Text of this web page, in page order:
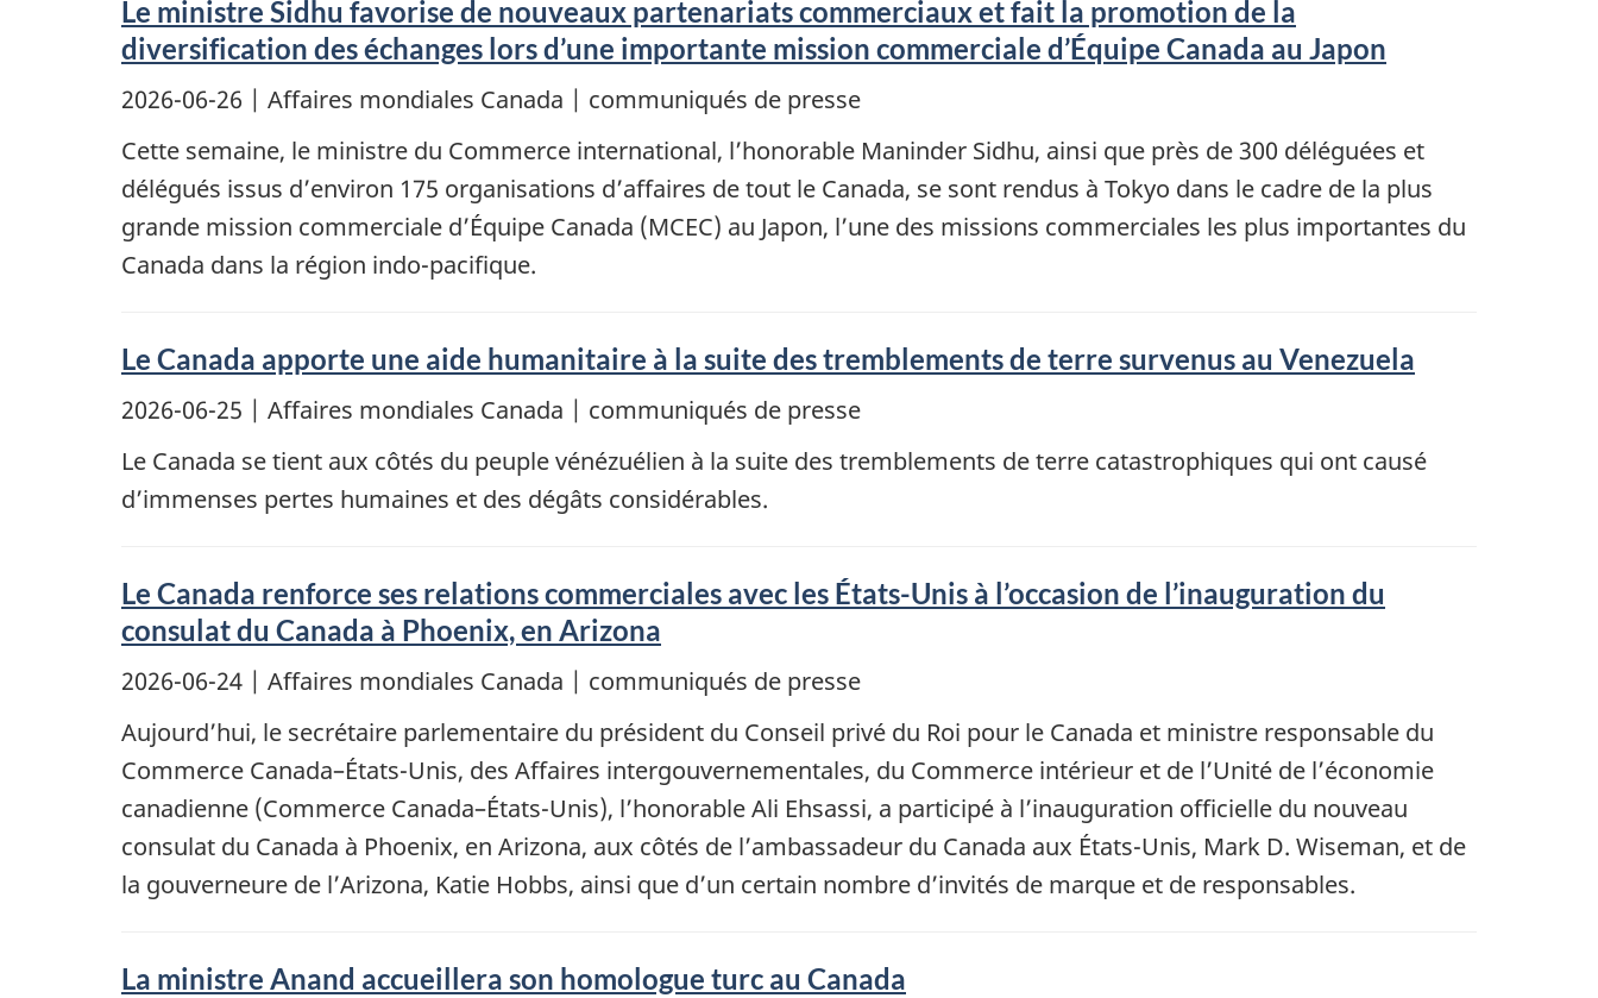
Le ministre Sidhu favorise de nouveaux partenariats commerciaux et fait la promotion de la
diversification des échanges lors d’une importante mission commerciale d’Équipe Canada au Japon
2026-06-26 | Affaires mondiales Canada | communiqués de presse
Cette semaine, le ministre du Commerce international, l’honorable Maninder Sidhu, ainsi que près de 300 déléguées et
délégués issus d’environ 175 organisations d’affaires de tout le Canada, se sont rendus à Tokyo dans le cadre de la plus
grande mission commerciale d’Équipe Canada (MCEC) au Japon, l’une des missions commerciales les plus importantes du
Canada dans la région indo-pacifique.
Le Canada apporte une aide humanitaire à la suite des tremblements de terre survenus au Venezuela
2026-06-25 | Affaires mondiales Canada | communiqués de presse
Le Canada se tient aux côtés du peuple vénézuélien à la suite des tremblements de terre catastrophiques qui ont causé
d’immenses pertes humaines et des dégâts considérables.
Le Canada renforce ses relations commerciales avec les États-Unis à l’occasion de l’inauguration du
consulat du Canada à Phoenix, en Arizona
2026-06-24 | Affaires mondiales Canada | communiqués de presse
Aujourd’hui, le secrétaire parlementaire du président du Conseil privé du Roi pour le Canada et ministre responsable du
Commerce Canada–États-Unis, des Affaires intergouvernementales, du Commerce intérieur et de l’Unité de l’économie
canadienne (Commerce Canada–États-Unis), l’honorable Ali Ehsassi, a participé à l’inauguration officielle du nouveau
consulat du Canada à Phoenix, en Arizona, aux côtés de l’ambassadeur du Canada aux États-Unis, Mark D. Wiseman, et de
la gouverneure de l’Arizona, Katie Hobbs, ainsi que d’un certain nombre d’invités de marque et de responsables.
La ministre Anand accueillera son homologue turc au Canada